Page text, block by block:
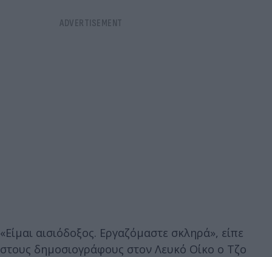
«Είμαι αισιόδοξος. Εργαζόμαστε σκληρά», είπε
στους δημοσιογράφους στον Λευκό Οίκο ο Τζο